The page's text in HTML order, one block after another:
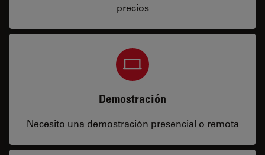
precios
Demostración
Necesito una demostración presencial o remota